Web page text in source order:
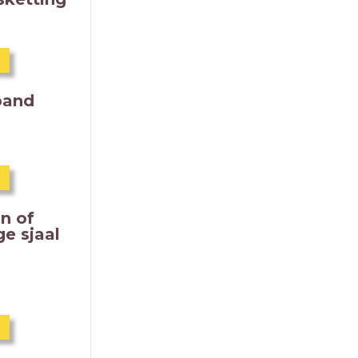
of
sjaal